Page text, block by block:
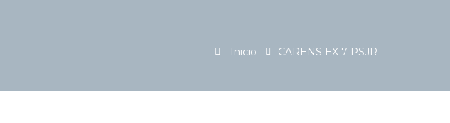
Inicio CARENS EX 7 PSJR